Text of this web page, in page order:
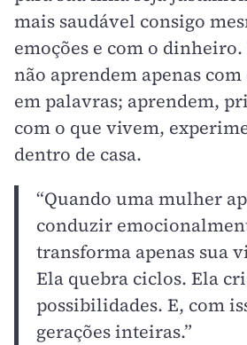
mais saudável consigo
emoções e com o
não aprendem apenas
em palavras; aprendem,
com o que vivem,
dentro de casa.
“Quando uma mulher
conduzir
transforma apenas sua
Ela quebra ciclos. Ela
possibilidades. E, com
gerações inteiras.”